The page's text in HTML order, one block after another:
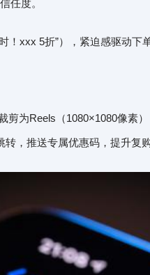
任度。
！xxx 5折”），紧迫感驱动下单
剪为Reels（1080×1080像素
，推送专属优惠码，提升复购